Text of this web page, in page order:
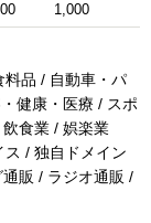
1,000
料品 / 自動車・パ
健康・医療 / スポ
食業 / 娯楽業
/ 独自ドメイン
販 / ラジオ通販 /